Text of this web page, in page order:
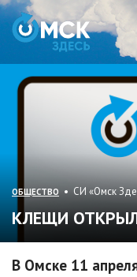
ОБЩЕСТВО • СИ «Омск
КЛЕЩИ
В Омске 11